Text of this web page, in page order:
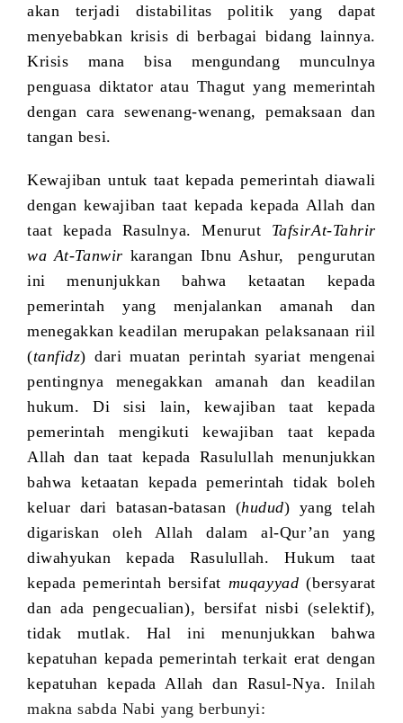
akan terjadi distabilitas politik yang dapat
menyebabkan krisis di berbagai bidang lainnya.
Krisis mana bisa mengundang munculnya
penguasa diktator atau Thagut yang memerintah
dengan cara sewenang-wenang, pemaksaan dan
tangan besi.
Kewajiban untuk taat kepada pemerintah diawali
dengan kewajiban taat kepada kepada Allah dan
taat kepada Rasulnya. Menurut TafsirAt-Tahrir
wa At-Tanwir karangan Ibnu Ashur, pengurutan
ini menunjukkan bahwa ketaatan kepada
pemerintah yang menjalankan amanah dan
menegakkan keadilan merupakan pelaksanaan riil
(tanfidz) dari muatan perintah syariat mengenai
pentingnya menegakkan amanah dan keadilan
hukum. Di sisi lain, kewajiban taat kepada
pemerintah mengikuti kewajiban taat kepada
Allah dan taat kepada Rasulullah menunjukkan
bahwa ketaatan kepada pemerintah tidak boleh
keluar dari batasan-batasan (hudud) yang telah
digariskan oleh Allah dalam al-Qur’an yang
diwahyukan kepada Rasulullah. Hukum taat
kepada pemerintah bersifat muqayyad (bersyarat
dan ada pengecualian), bersifat nisbi (selektif),
tidak mutlak. Hal ini menunjukkan bahwa
kepatuhan kepada pemerintah terkait erat dengan
kepatuhan kepada Allah dan Rasul-Nya. Inilah
makna sabda Nabi yang berbunyi: